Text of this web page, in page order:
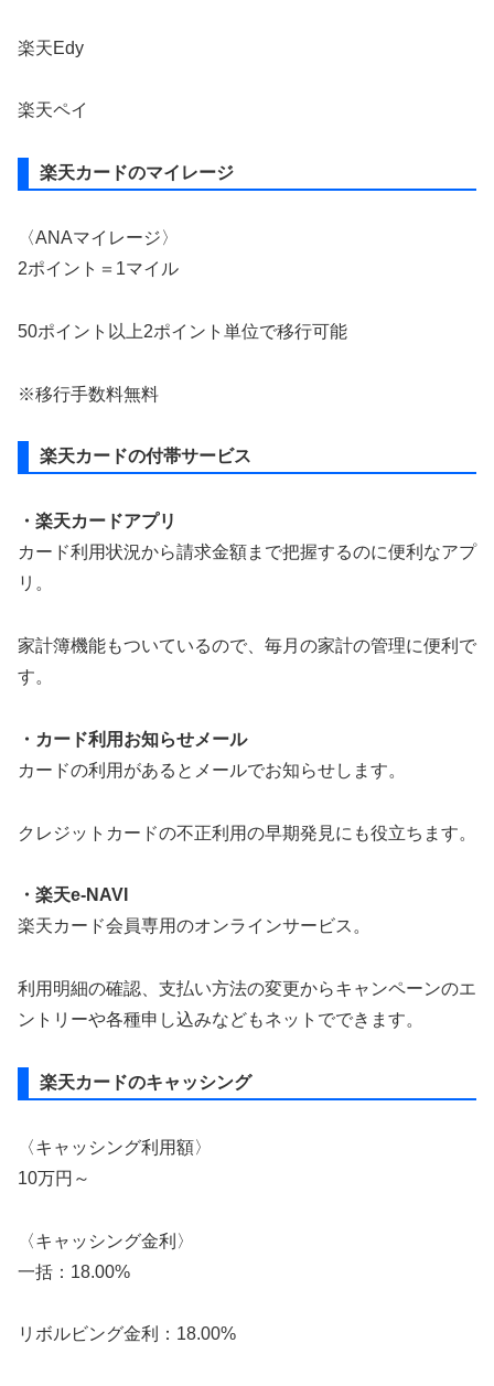
楽天Edy
楽天ペイ
楽天カードのマイレージ
〈ANAマイレージ〉
2ポイント＝1マイル
50ポイント以上2ポイント単位で移行可能
※移行手数料無料
楽天カードの付帯サービス
・楽天カードアプリ
カード利用状況から請求金額まで把握するのに便利なアプ
リ。
家計簿機能もついているので、毎月の家計の管理に便利で
す。
・カード利用お知らせメール
カードの利用があるとメールでお知らせします。
クレジットカードの不正利用の早期発見にも役立ちます。
・楽天e-NAVI
楽天カード会員専用のオンラインサービス。
利用明細の確認、支払い方法の変更からキャンペーンのエ
ントリーや各種申し込みなどもネットでできます。
楽天カードのキャッシング
〈キャッシング利用額〉
10万円～
〈キャッシング金利〉
一括：18.00%
リボルビング金利：18.00%